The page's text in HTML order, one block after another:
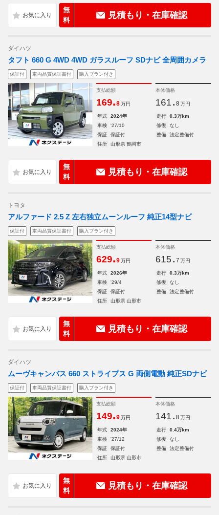
無
料
見積もり・在庫確認
ダイハツ
タフト 660 G 4WD 4WD ガラスルーフ SDナビ 全周囲カメラ
保証付 車両品質保証書付 購入プラン付き
支払総額
169.8 万円
本体価格
161. 8 万円
年式 2024年 走行
0.3万km
車検
'27/10 修復
なし
保証
保証付 整備
法定整備付
住所
山形県 鶴岡市
無
料
見積もり・在庫確認
トヨタ
アルファード 2.5 Z 左右独立ムーンルーフ 純正14型ナビ
保証付 車両品質保証書付 購入プラン付き
支払総額
629.9 万円
本体価格
615. 7 万円
年式 2026年 走行
0.3万km
車検
'29/4 修復
なし
保証
保証付 整備
法定整備付
住所
山形県 山形市
無
料
見積もり・在庫確認
ダイハツ
ムーヴキャンバス 660 ストライプス G 両側電動 純正SDナビ
保証付 車両品質保証書付 購入プラン付き
支払総額
149.9 万円
本体価格
141. 8 万円
年式 2024年 走行
0.4万km
車検
'27/12 修復
なし
保証
保証付 整備
法定整備付
住所
山形県 山形市
無
料
見積もり・在庫確認